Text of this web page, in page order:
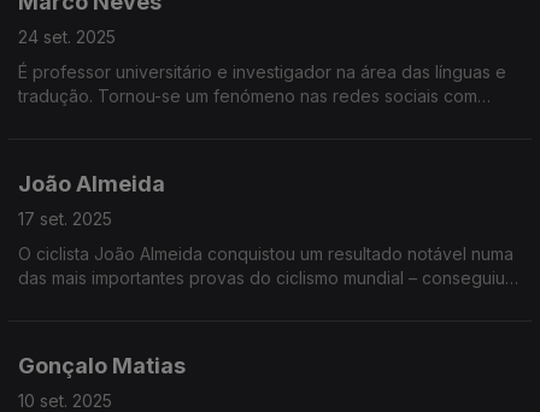
24 set. 2025
É professor universitário e investigador na área das línguas e
tradução. Tornou-se um fenómeno nas redes sociais com
João Almeida
17 set. 2025
O ciclista João Almeida conquistou um resultado notável numa
das mais importantes provas do ciclismo mundial – conseguiu o
Gonçalo Matias
10 set. 2025